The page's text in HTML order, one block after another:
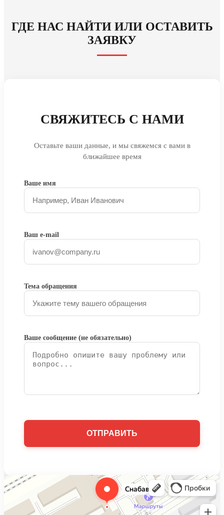
ГДЕ НАС НАЙТИ ИЛИ ОСТАВИТЬ
ЗАЯВКУ
СВЯЖИТЕСЬ С НАМИ
Оставьте ваши данные, и мы свяжемся с вами в
ближайшее время
Ваше имя
Ваш e-mail
Тема обращения
Ваше сообщение (не обязательно)